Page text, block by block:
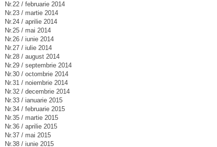
Nr.22 / februarie 2014
Nr.23 / martie 2014
Nr.24 / aprilie 2014
Nr.25 / mai 2014
Nr.26 / iunie 2014
Nr.27 / iulie 2014
Nr.28 / august 2014
Nr.29 / septembrie 2014
Nr.30 / octombrie 2014
Nr.31 / noiembrie 2014
Nr.32 / decembrie 2014
Nr.33 / ianuarie 2015
Nr.34 / februarie 2015
Nr.35 / martie 2015
Nr.36 / aprilie 2015
Nr.37 / mai 2015
Nr.38 / iunie 2015